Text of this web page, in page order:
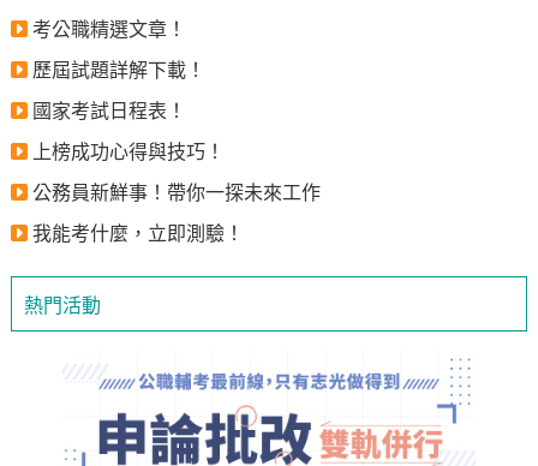
考公職精選文章！
歷屆試題詳解下載！
國家考試日程表！
上榜成功心得與技巧！
公務員新鮮事！帶你一探未來工作
我能考什麼，立即測驗！
熱門活動